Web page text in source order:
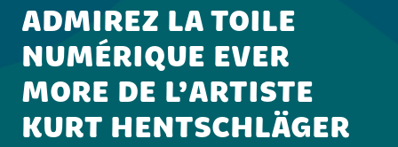
ADMIREZ LA TOILE
NUMÉRIQUE EVER
MORE DE L’ARTISTE
KURT HENTSCHLÄGER